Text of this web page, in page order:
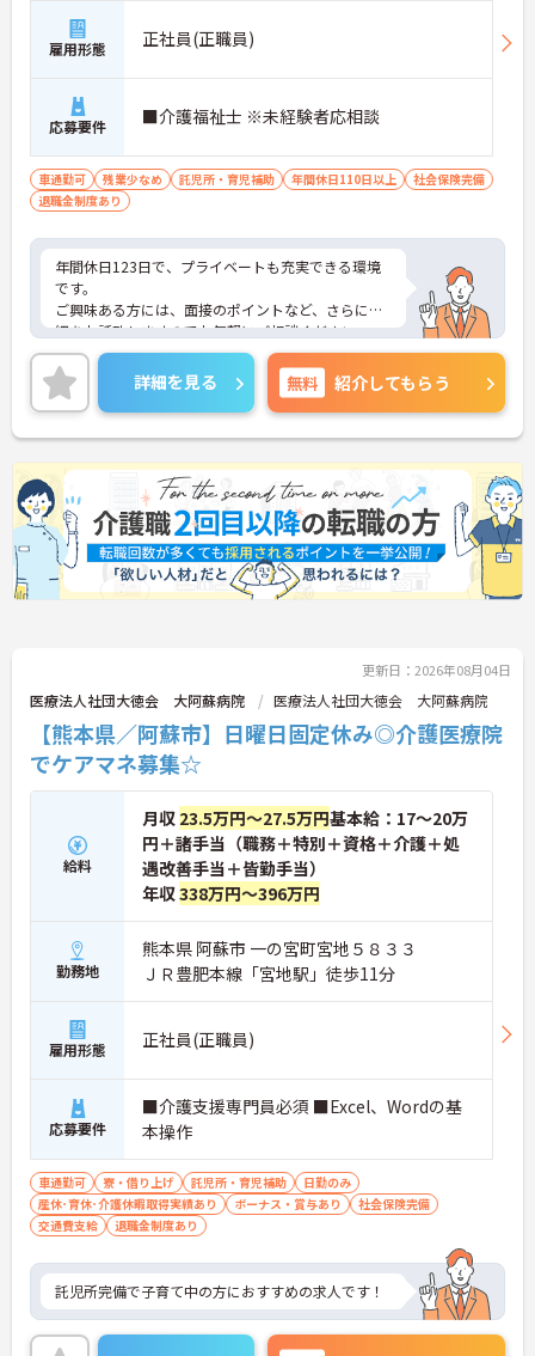
雇用形態 正社員(正職員)
応募要件 ■介護福祉士 ※未経験者応相談
車通勤可 残業少なめ 託児所・育児補助 年間休日110日以上
社会保険完備
退職金制度あり
年間休日123日で、プライベートも充実できる環境
です。
ご興味ある方には、面接のポイントなど、さらに詳
細をお話致しますのでお気軽にご相談ください。
詳細を見る 無料 紹介してもらう
更新日：2026年08月04日
医療法人社団大徳会 大阿蘇病院 医療法人社団大徳会 大阿蘇病院
【熊本県／阿蘇市】日曜日固定休み◎介護医療院
でケアマネ募集☆
給料
月収 23.5万円～27.5万円基本給：17～20万
円＋諸手当（職務＋特別＋資格＋介護＋処
遇改善手当＋皆勤手当）
年収338万円～396万円
勤務地
熊本県 阿蘇市 一の宮町宮地５８３３
ＪＲ豊肥本線「宮地駅」徒歩11分
雇用形態 正社員(正職員)
応募要件
■介護支援専門員必須 ■Excel、Wordの基
本操作
車通勤可 寮・借り上げ 託児所・育児補助
日勤のみ
産休･育休･介護休暇取得実績あり
ボーナス・賞与あり
社会保険完備
交通費支給
退職金制度あり
託児所完備で子育て中の方におすすめの求人です！